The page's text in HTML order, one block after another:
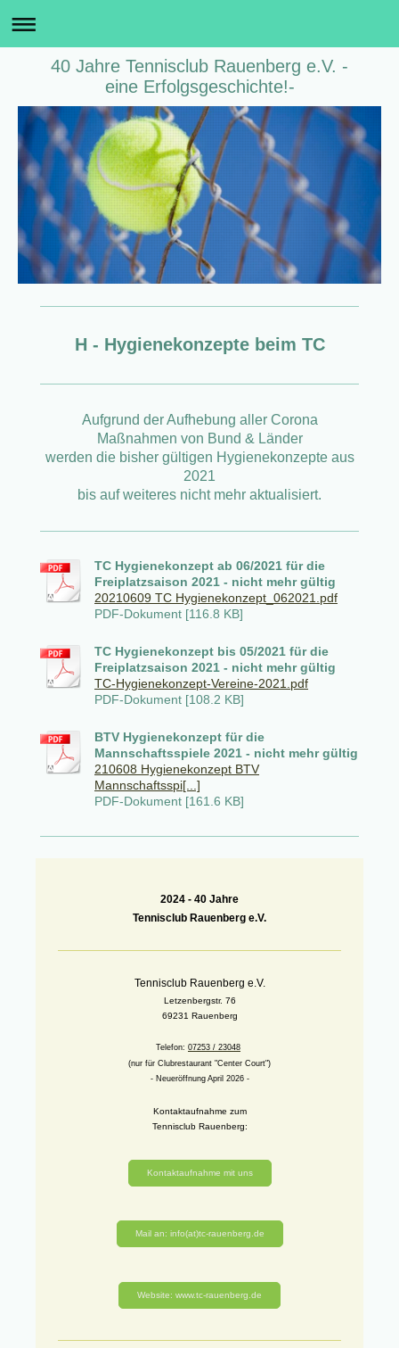
40 Jahre Tennisclub Rauenberg e.V. -
eine Erfolgsgeschichte!-
H - Hygienekonzepte beim TC
Aufgrund der Aufhebung aller Corona
Maßnahmen von Bund & Länder
werden die bisher gültigen Hygienekonzepte aus
2021
bis auf weiteres nicht mehr aktualisiert.
TC Hygienekonzept ab 06/2021 für die
Freiplatzsaison 2021 - nicht mehr gültig
20210609 TC Hygienekonzept_062021.pdf
PDF-Dokument [116.8 KB]
TC Hygienekonzept bis 05/2021 für die
Freiplatzsaison 2021 - nicht mehr gültig
TC-Hygienekonzept-Vereine-2021.pdf
PDF-Dokument [108.2 KB]
BTV Hygienekonzept für die
Mannschaftsspiele 2021 - nicht mehr gültig
210608 Hygienekonzept BTV
Mannschaftsspi[...]
PDF-Dokument [161.6 KB]
2024 - 40 Jahre
Tennisclub Rauenberg e.V.
Tennisclub Rauenberg e.V.
Letzenbergstr. 76
69231 Rauenberg
Telefon: 07253 / 23048
(nur für Clubrestaurant "Center Court")
- Neueröffnung April 2026 -
Kontaktaufnahme zum
Tennisclub Rauenberg:
Kontaktaufnahme mit uns
Mail an: info(at)tc-rauenberg.de
Website: www.tc-rauenberg.de